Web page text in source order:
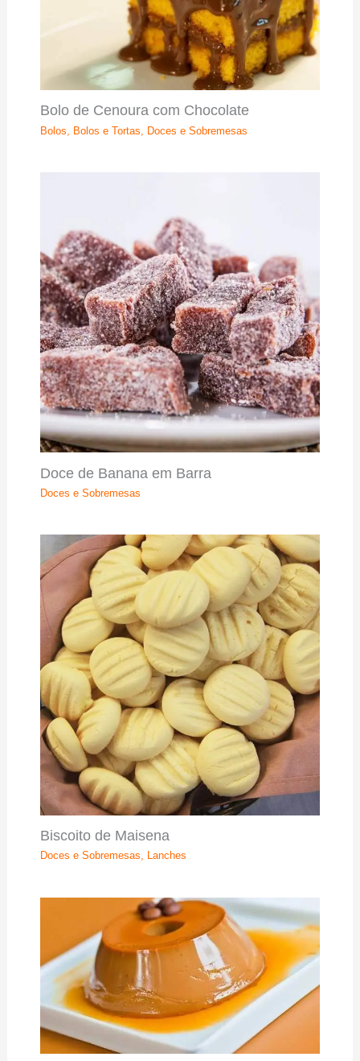
Bolo de Cenoura com Chocolate
Bolos Bolos e Tortas Doces e Sobremesas
Doce de Banana em Barra
Doces e Sobremesas
Biscoito de Maisena
Doces e Sobremesas, Lanches